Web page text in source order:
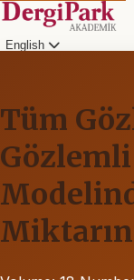
English
Tüm